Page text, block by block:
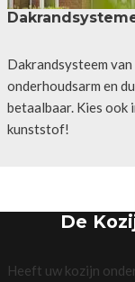
Dakrandsysteem
onderhoudsarm en
betaalbaar. Kies ook
kunststof!
De
Heeft uw kozijn